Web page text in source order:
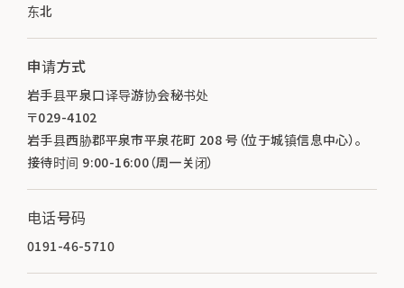
东北
申请方式
岩手县平泉口译导游协会秘书处
〒029-4102
岩手县西胁郡平泉市平泉花町 208 号（位于城镇信息中心）。
接待时间 9:00-16:00（周一关闭）
电话号码
0191-46-5710